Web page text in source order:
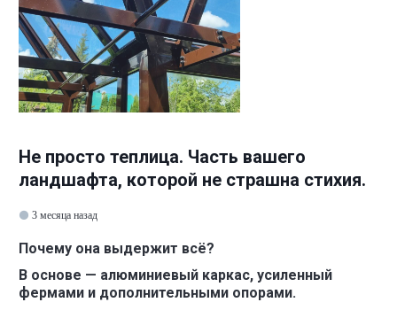
Не просто теплица. Часть вашего
ландшафта, которой не страшна стихия.
3 месяца назад
Почему она выдержит всё?
В основе — алюминиевый каркас, усиленный
фермами и дополнительными опорами.